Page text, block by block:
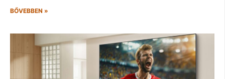
BŐVEBBEN »